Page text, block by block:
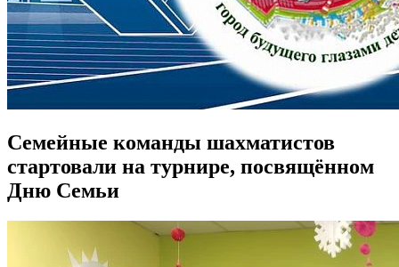
Семейные команды шахматистов
стартовали на турнире, посвящённом
Дню Семьи